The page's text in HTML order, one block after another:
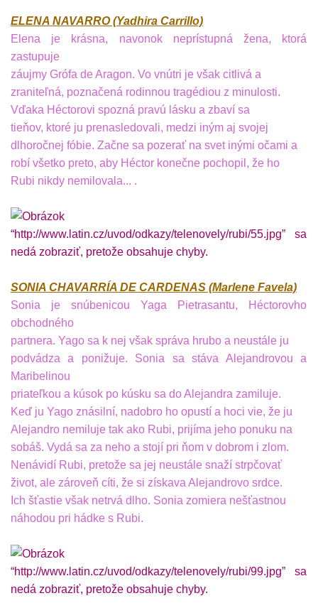
ELENA NAVARRO (Yadhira Carrillo)
Elena je krásna, navonok neprístupná žena, ktorá
zastupuje
záujmy Grófa de Aragon. Vo vnútri je však citlivá a
zraniteľná, poznačená rodinnou tragédiou z minulosti.
Vďaka Héctorovi spozná pravú lásku a zbaví sa
tieňov, ktoré ju prenasledovali, medzi iným aj svojej
dlhoročnej fóbie. Začne sa pozerať na svet inými očami a
robí všetko preto, aby Héctor konečne pochopil, že ho
Rubi nikdy nemilovala... .
SONIA CHAVARRÍA DE CARDENAS (Marlene Favela)
Sonia je snúbenicou Yaga Pietrasantu, Héctorovho
obchodného
partnera. Yago sa k nej však správa hrubo a neustále ju
podvádza a ponižuje. Sonia sa stáva Alejandrovou a
Maribelinou
priateľkou a kúsok po kúsku sa do Alejandra zamiluje.
Keď ju Yago znásilní, nadobro ho opustí a hoci vie, že ju
Alejandro nemiluje tak ako Rubi, prijíma jeho ponuku na
sobáš. Vydá sa za neho a stojí pri ňom v dobrom i zlom.
Nenávidí Rubi, pretože sa jej neustále snaží strpčovať
život, ale zároveň cíti, že si získava Alejandrovo srdce.
Ich šťastie však netrvá dlho. Sonia zomiera nešťastnou
náhodou pri hádke s Rubi.